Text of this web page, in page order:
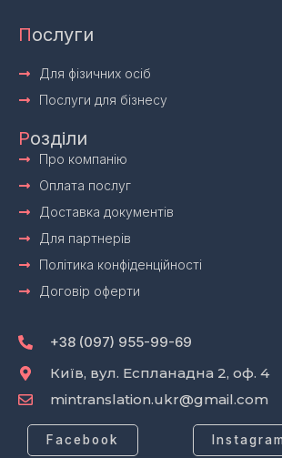
Послуги
Для фізичних осіб
Послуги для бізнесу
Розділи
Про компанію
Оплата послуг
Доставка документів
Для партнерів
Політика конфіденційності
Договір оферти
+38 (097) 955-99-69
Київ, вул. Еспланадна 2, оф. 4
mintranslation.ukr@gmail.com
Facebook